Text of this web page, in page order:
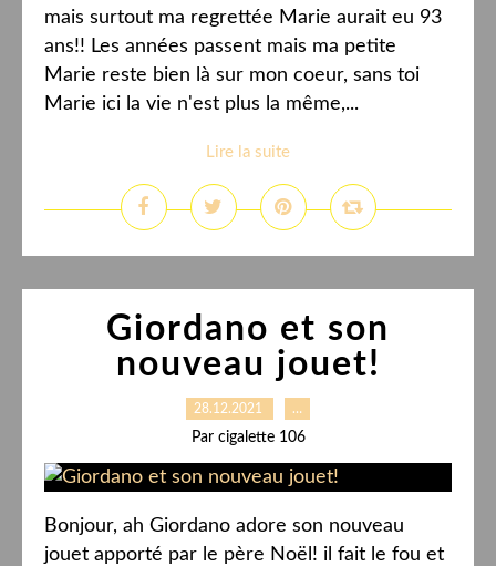
mais surtout ma regrettée Marie aurait eu 93
ans!! Les années passent mais ma petite
Marie reste bien là sur mon coeur, sans toi
Marie ici la vie n'est plus la même,...
Lire la suite
Giordano et son
nouveau jouet!
28.12.2021 …
Par cigalette 106
Bonjour, ah Giordano adore son nouveau
jouet apporté par le père Noël! il fait le fou et